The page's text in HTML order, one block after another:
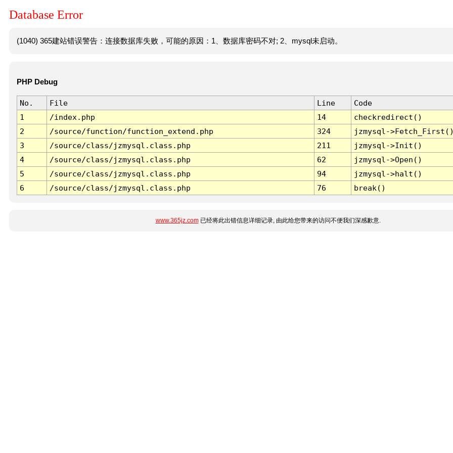
Database Error
(1040) 365建站错误警告：连接数据库失败，可能的原因：1、数据库密码不对; 2、mysql未启动。
PHP Debug
No. File Line
Code
1
/index.php 14
checkredirect()
2
/source/function/function_extend.php 324
jzmysql-
3
/source/class/jzmysql.class.php 211
jzmysql->Init()
4
/source/class/jzmysql.class.php 62
jzmysql->Open()
5
/source/class/jzmysql.class.php 94
jzmysql->halt()
6
/source/class/jzmysql.class.php 76 break()
www.365jz.com已经将此出错信息详细记录, 由此给您带来的访问不便我们深感歉意.